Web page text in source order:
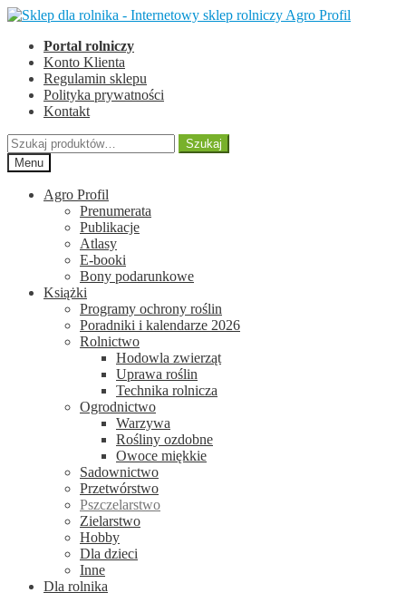
Przejdź
nawigacji
Przejdź
treści
Portal rolniczy
Konto Klienta
Regulamin sklepu
Polityka prywatności
Kontakt
Szukaj:
Szukaj
Menu
Agro Profil
Prenumerata
Publikacje
Atlasy
E-booki
Bony podarunkowe
Książki
Programy ochrony roślin
Poradniki i kalendarze 2026
Rolnictwo
Hodowla zwierząt
Uprawa roślin
Technika rolnicza
Ogrodnictwo
Warzywa
Rośliny ozdobne
Owoce miękkie
Sadownictwo
Przetwórstwo
Pszczelarstwo
Zielarstwo
Hobby
Dla dzieci
Inne
Dla rolnika